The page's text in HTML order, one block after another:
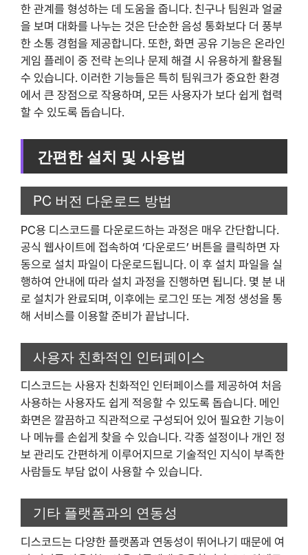
한 관계를 형성하는 데 도움을 줍니다. 친구나 팀원과 얼굴
을 보며 대화를 나누는 것은 단순한 음성 통화보다 더 풍부
한 소통 경험을 제공합니다. 또한, 화면 공유 기능은 온라인
게임 플레이 중 전략 논의나 문제 해결 시 유용하게 활용될
수 있습니다. 이러한 기능들은 특히 팀워크가 중요한 환경
에서 큰 장점으로 작용하며, 모든 사용자가 보다 쉽게 협력
할 수 있도록 돕습니다.
간편한 설치 및 사용법
PC 버전 다운로드 방법
PC용 디스코드를 다운로드하는 과정은 매우 간단합니다.
공식 웹사이트에 접속하여 ‘다운로드’ 버튼을 클릭하면 자
동으로 설치 파일이 다운로드됩니다. 이 후 설치 파일을 실
행하여 안내에 따라 설치 과정을 진행하면 됩니다. 몇 분 내
로 설치가 완료되며, 이후에는 로그인 또는 계정 생성을 통
해 서비스를 이용할 준비가 끝납니다.
사용자 친화적인 인터페이스
디스코드는 사용자 친화적인 인터페이스를 제공하여 처음
사용하는 사용자도 쉽게 적응할 수 있도록 돕습니다. 메인
화면은 깔끔하고 직관적으로 구성되어 있어 필요한 기능이
나 메뉴를 손쉽게 찾을 수 있습니다. 각종 설정이나 개인 정
보 관리도 간편하게 이루어지므로 기술적인 지식이 부족한
사람들도 부담 없이 사용할 수 있습니다.
기타 플랫폼과의 연동성
디스코드는 다양한 플랫폼과 연동성이 뛰어나기 때문에 여